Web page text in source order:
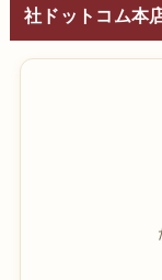
社ドットコム本